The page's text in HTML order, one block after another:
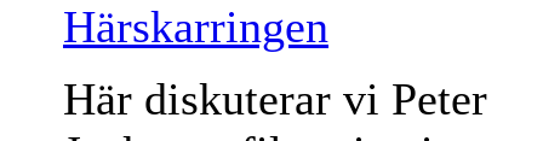
Härskarringen
Här diskuterar vi Peter